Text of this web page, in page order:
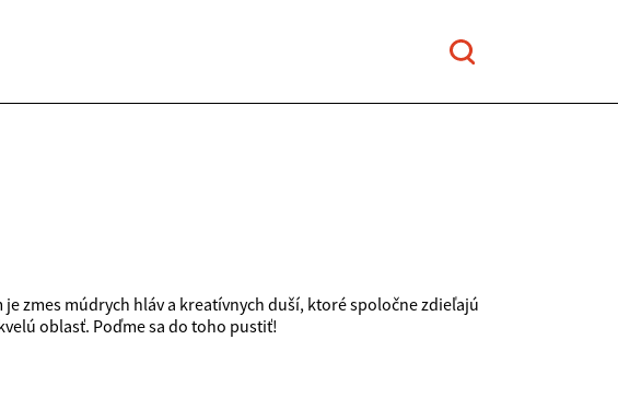
zmes múdrych hláv a kreatívnych duší, ktoré spoločne zdieľajú
oblasť. Poďme sa do toho pustiť!